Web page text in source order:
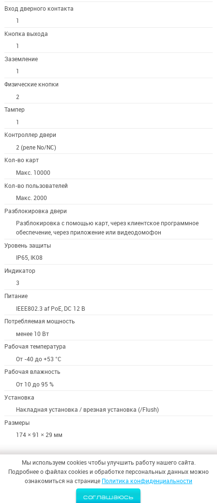
Вход дверного контакта
1
Кнопка выхода
1
Заземление
1
Физические кнопки
2
Тампер
1
Контроллер двери
2 (реле No/NC)
Кол-во карт
Макс. 10000
Кол-во пользователей
Макс. 2000
Разблокировка двери
Разблокировка с помощью карт, через клиентское программное
обеспечение, через приложение или видеодомофон
Уровень защиты
IP65, IK08
Индикатор
3
Питание
IEEE802.3 af PoE, DC 12 В
Потребляемая мощность
менее 10 Вт
Рабочая температура
От -40 до +53 °C
Рабочая влажность
От 10 до 95 %
Установка
Накладная установка / врезная установка (/Flush)
Размеры
174 × 91 × 29 мм
ООО «СИНТЕЗ БЕЗОПАСНОСТИ»
Политика конфиденциальности
Мы используем cookies чтобы улучшить работу нашего сайта.
Подробнее о файлах cookies и обработке персональных данных можно
ознакомиться на странице Политика конфиденциальности
соглашаюсь